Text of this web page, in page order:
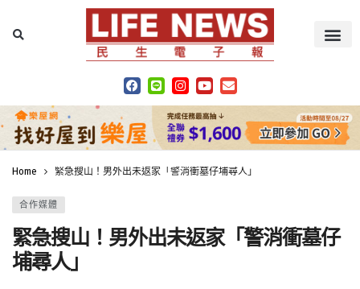
Home 緊急搜山！男外出未返家「警消衝墓仔埔尋人」
合作媒體
緊急搜山！男外出未返家「警消衝墓仔
埔尋人」